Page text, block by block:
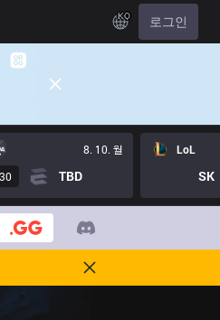
KO 로그인
8. 10. 월
TBD
LoL
SK